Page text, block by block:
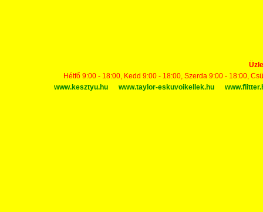
Hétfő 9:00 - 18:00, Kedd 9:00 - 18:00, Szerda 9:00 - 18:00,
www.kesztyu.hu
www.taylor-eskuvoikellek.hu